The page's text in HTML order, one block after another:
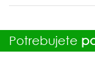
Potrebujete